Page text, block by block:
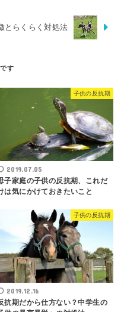
とらくらく対処法
子供の反抗期
2019.07.05
子家庭の子供の反抗期、これだ
は気にかけておきたいこと
子供の反抗期
2019.12.16
抗期だから仕方ない？中学生の